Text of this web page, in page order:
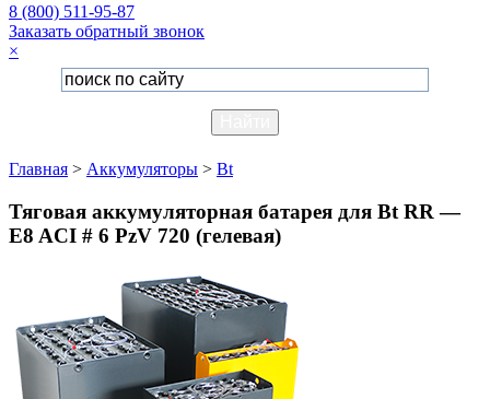
8 (800) 511-95-87
Заказать обратный звонок
×
Главная > Аккумуляторы > Bt
Тяговая аккумуляторная батарея для Bt RR —
E8 ACI # 6 PzV 720 (гелевая)